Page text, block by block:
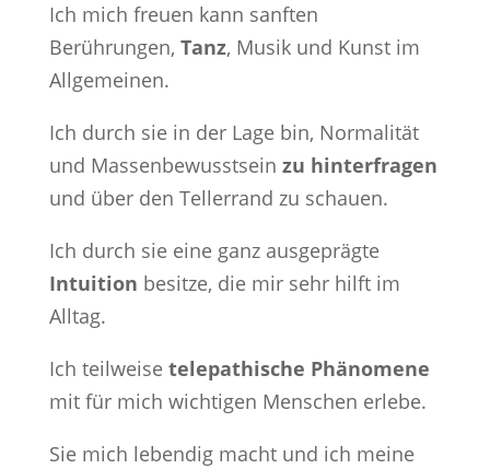
Ich mich freuen kann sanften
Berührungen, Tanz, Musik und Kunst im
Allgemeinen.
Ich durch sie in der Lage bin, Normalität
und Massenbewusstsein zu hinterfragen
und über den Tellerrand zu schauen.
Ich durch sie eine ganz ausgeprägte
Intuition besitze, die mir sehr hilft im
Alltag.
Ich teilweise telepathische Phänomene
mit für mich wichtigen Menschen erlebe.
Sie mich lebendig macht und ich meine